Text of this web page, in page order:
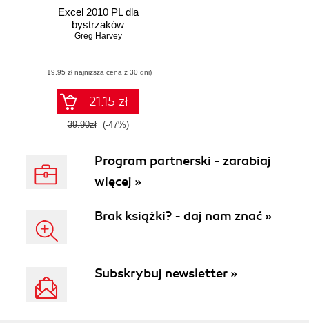
Excel 2010 PL dla
bystrzaków
Greg Harvey
(19,95 zł najniższa cena z 30 dni)
21.15 zł
39.90zł (-47%)
Program partnerski - zarabiaj
więcej »
Brak książki? - daj nam znać »
Subskrybuj newsletter »